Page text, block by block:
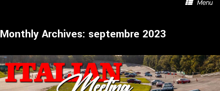
Menu
Monthly Archives: septembre 2023